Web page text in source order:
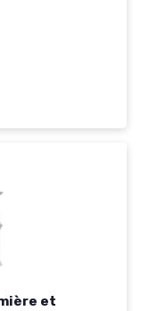
et